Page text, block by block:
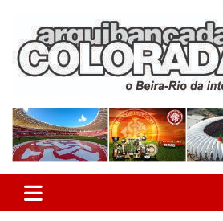
content
Arquibancada